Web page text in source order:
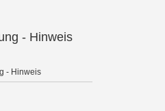
- Hinweis
- Hinweis